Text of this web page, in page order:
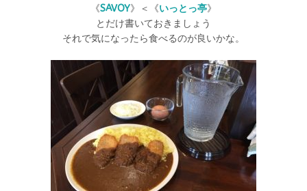
《SAVOY》＜《いっとっ亭》
とだけ書いておきましょう
それで気になったら食べるのが良いかな。